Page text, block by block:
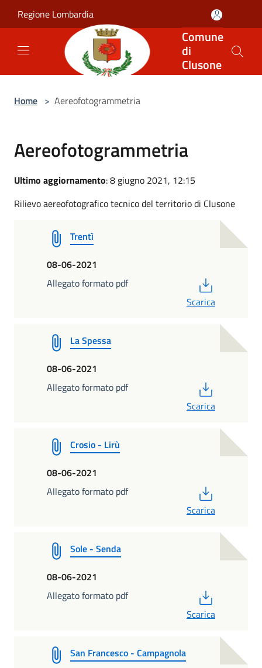
Regione Lombardia
Comune
di
Clusone
Home > Aereofotogrammetria
Aereofotogrammetria
Ultimo aggiornamento: 8 giugno 2021, 12:15
Rilievo aereofotografico tecnico del territorio di Clusone
Trentì
08-06-2021
Allegato formato pdf
Scarica
La Spessa
08-06-2021
Allegato formato pdf
Scarica
Crosio - Lirù
08-06-2021
Allegato formato pdf
Scarica
Sole - Senda
08-06-2021
Allegato formato pdf
Scarica
San Francesco - Campagnola